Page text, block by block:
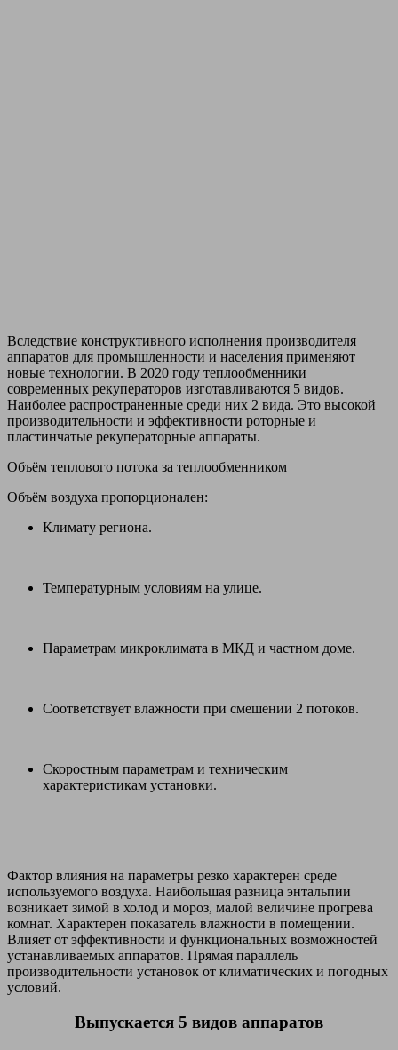
Вследствие конструктивного исполнения производителя
аппаратов для промышленности и населения применяют
новые технологии. В 2020 году теплообменники
современных рекуператоров изготавливаются 5 видов.
Наиболее распространенные среди них 2 вида. Это высокой
производительности и эффективности роторные и
пластинчатые рекуператорные аппараты.
Объём теплового потока за теплообменником
Объём воздуха пропорционален:
Климату региона.
Температурным условиям на улице.
Параметрам микроклимата в МКД и частном доме.
Соответствует влажности при смешении 2 потоков.
Скоростным параметрам и техническим
характеристикам установки.
Фактор влияния на параметры резко характерен среде
используемого воздуха. Наибольшая разница энтальпии
возникает зимой в холод и мороз, малой величине прогрева
комнат. Характерен показатель влажности в помещении.
Влияет от эффективности и функциональных возможностей
устанавливаемых аппаратов. Прямая параллель
производительности установок от климатических и погодных
условий.
Выпускается 5 видов аппаратов